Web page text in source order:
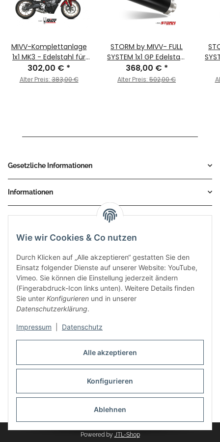
Alle akzeptieren
Konfigurieren
Ablehnen
Wie wir Cookies & Co nutzen
Durch Klicken auf „Alle akzeptieren“ gestatten Sie den
Einsatz folgender Dienste auf unserer Website: YouTube,
Vimeo. Sie können die Einstellung jederzeit ändern
(Fingerabdruck-Icon links unten). Weitere Details finden
Sie unter Konfigurieren und in unserer
Datenschutzerklärung.
Impressum Datenschutz
MIVV-Komplettanlage
1x1 MK3 - Edelstahl für
HONDA - CB 125 R BJ.
2021 > 2024 -
302,00 € *
Alter Preis:383,00 €
STORM by MIVV- FULL
SYSTEM 1x1 GP Edelstahl
schwarz mit
Carbonendkappe für
368,00 € *
Alter Preis: 502,00 €
Gesetzliche Informationen
Informationen
Auspuff Hotline unter:
02303 – 983 77 27
Vertrag widerrufen
* Alle Preise inkl. gesetzlicher USt., zzgl.Versand
Powered by JTL-Shop